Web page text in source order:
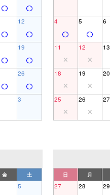
12
19
26
3
4 5 6
11 12 13
18 19 20
25 26 27
金 土
5
日 月
27 28 29